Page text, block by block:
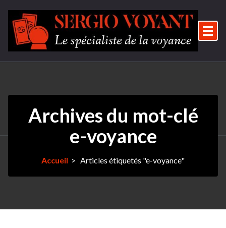
contenu
Archives du mot-clé
e-voyance
Accueil > Articles étiquetés "e-voyance"